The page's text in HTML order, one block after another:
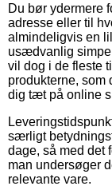
Du bør ydermere
adresse eller til
almindeligvis en
usædvanlig
vil dog i de fleste
produkterne, som
dig tæt på online
særligt
dage, så med det
man undersøger
relevante vare.